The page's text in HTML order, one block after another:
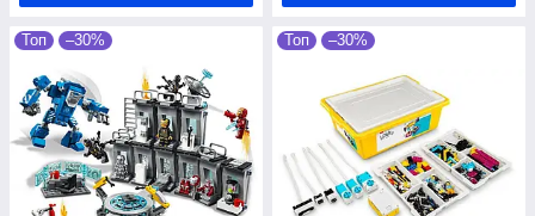
Топ –30% Топ –30%